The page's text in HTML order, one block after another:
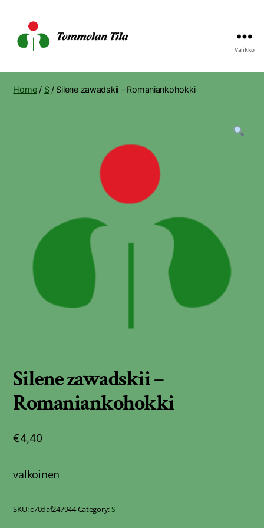
Tila
Valikko
Home/ S/ Silene zawadskii – Romaniankohokki
Silene zawadskii –
Romaniankohokki
€4,40
valkoinen
SKU:c70daf247944Category:S